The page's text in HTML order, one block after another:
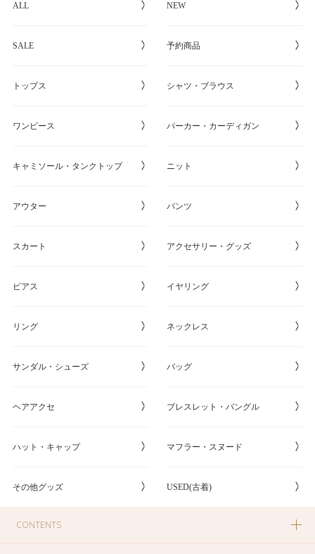
ALL NEW
SALE 予約商品
トップス シャツ・ブラウス
ワンピース パーカー・カーディガン
キャミソール・タンクトップ ニット
アウター パンツ
スカート アクセサリー・グッズ
ピアス イヤリング
リング ネックレス
サンダル・シューズ バッグ
ヘアアクセ ブレスレット・バングル
ハット・キャップ マフラー・スヌード
その他グッズ USED(古着)
CONTENTS